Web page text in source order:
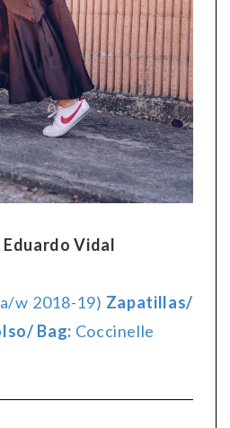
Eduardo Vidal
w 2018-19) Zapatillas/
Bag: Coccinelle